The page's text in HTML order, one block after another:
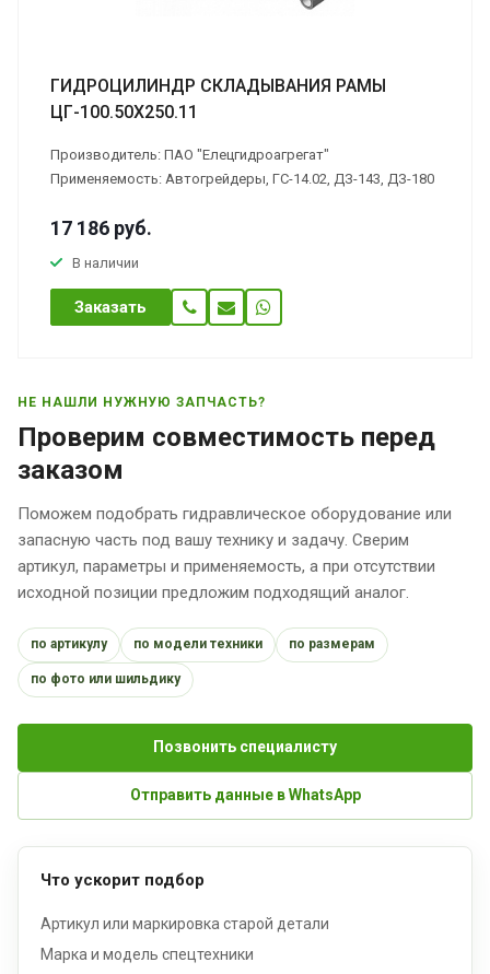
ГИДРОЦИЛИНДР СКЛАДЫВАНИЯ РАМЫ
ЦГ-100.50Х250.11
Производитель: ПАО "Елецгидроагрегат"
Применяемость: Автогрейдеры, ГС-14.02, ДЗ-143, ДЗ-180
17 186 руб.
В наличии
Заказать
НЕ НАШЛИ НУЖНУЮ ЗАПЧАСТЬ?
Проверим совместимость перед
заказом
Поможем подобрать гидравлическое оборудование или
запасную часть под вашу технику и задачу. Сверим
артикул, параметры и применяемость, а при отсутствии
исходной позиции предложим подходящий аналог.
по артикулу по модели техники по размерам
по фото или шильдику
Позвонить специалисту
Отправить данные в WhatsApp
Что ускорит подбор
Артикул или маркировка старой детали
Марка и модель спецтехники